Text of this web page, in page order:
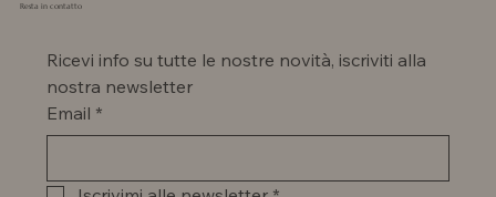
Resta in contatto
Ricevi info su tutte le nostre novità, iscriviti alla
nostra newsletter
Email *